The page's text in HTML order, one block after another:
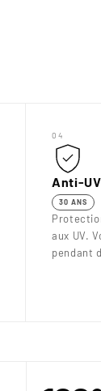
04
Anti-
30 ANS
aux UV.
pendant